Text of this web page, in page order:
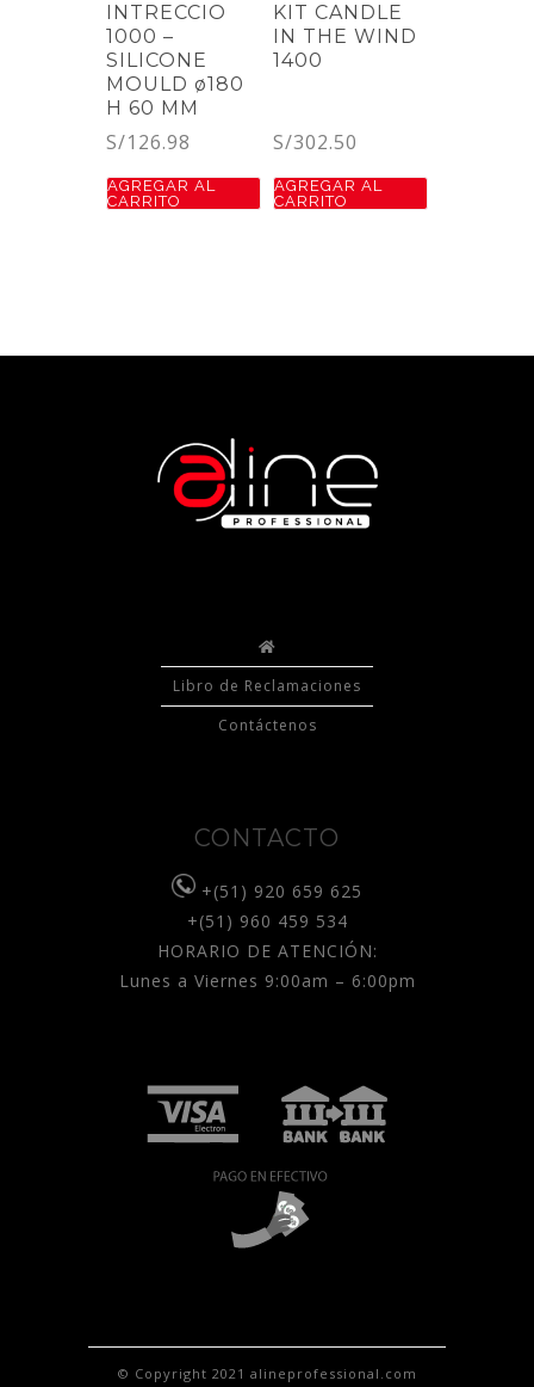
INTRECCIO
1000 –
SILICONE
MOULD ø180
H 60 MM
S/126.98
AGREGAR AL
CARRITO
KIT CANDLE
IN THE WIND
1400
S/302.50
AGREGAR AL
CARRITO
Libro de Reclamaciones
Contáctenos
CONTACTO
+(51) 920 659 625
+(51) 960 459 534
HORARIO DE ATENCIÓN:
Lunes a Viernes 9:00am – 6:00pm
© Copyright 2021 alineprofessional.com